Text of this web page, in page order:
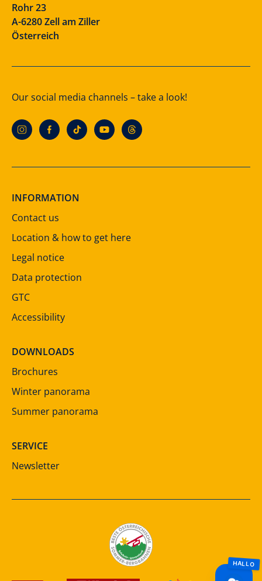
Rohr 23
A-6280 Zell am Ziller
Österreich
Our social media channels – take a look!
INFORMATION
Contact us
Location & how to get here
Legal notice
Data protection
GTC
Accessibility
DOWNLOADS
Brochures
Winter panorama
Summer panorama
SERVICE
Newsletter